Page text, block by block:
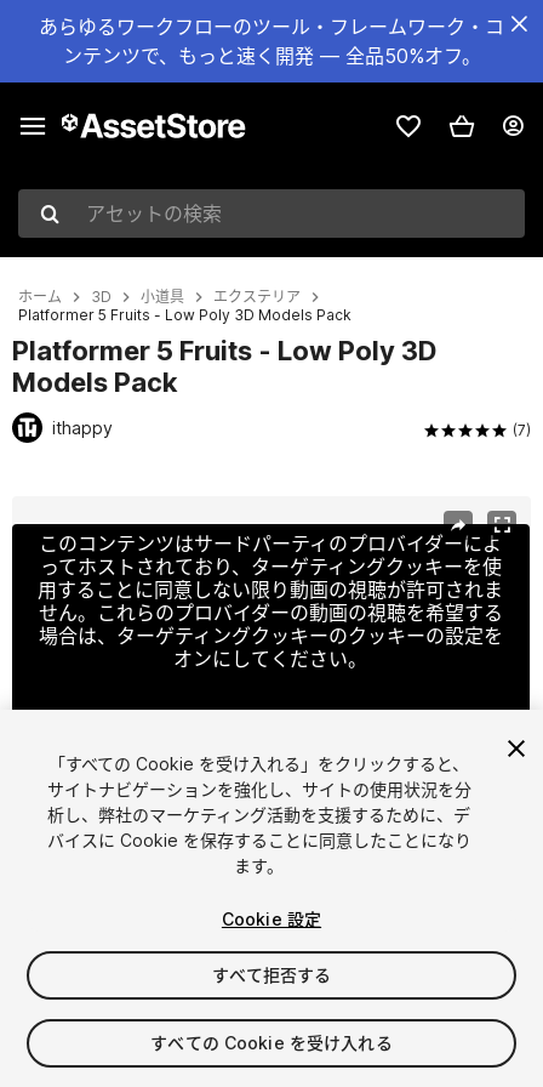
あらゆるワークフローのツール・フレームワーク・コ
ンテンツで、もっと速く開発 — 全品50%オフ。
アセットの検索
ホーム 3D 小道具
エクステリア
Platformer 5 Fruits - Low Poly 3D Models Pack
Platformer 5 Fruits - Low Poly 3D
Models Pack
ithappy (7)
このコンテンツはサードパーティのプロバイダーによ
ってホストされており、ターゲティングクッキーを使
用することに同意しない限り動画の視聴が許可されま
せん。これらのプロバイダーの動画の視聴を希望する
場合は、ターゲティングクッキーのクッキーの設定を
オンにしてください。
クッキーの設定
1/44
$89
消費税は決済時に計算されます
「すべての Cookie を受け入れる」をクリックすると、
サイトナビゲーションを強化し、サイトの使用状況を分
析し、弊社のマーケティング活動を支援するために、デ
バイスに Cookie を保存することに同意したことになり
ます。
Cookie 設定
すべて拒否する
すべての Cookie を受け入れる